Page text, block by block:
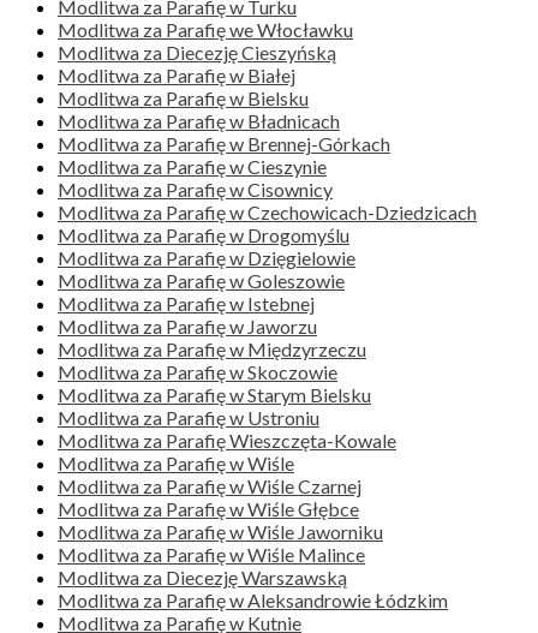
Modlitwa za Parafię w Turku
Modlitwa za Parafię we Włocławku
Modlitwa za Diecezję Cieszyńską
Modlitwa za Parafię w Białej
Modlitwa za Parafię w Bielsku
Modlitwa za Parafię w Bładnicach
Modlitwa za Parafię w Brennej-Górkach
Modlitwa za Parafię w Cieszynie
Modlitwa za Parafię w Cisownicy
Modlitwa za Parafię w Czechowicach-Dziedzicach
Modlitwa za Parafię w Drogomyślu
Modlitwa za Parafię w Dzięgielowie
Modlitwa za Parafię w Goleszowie
Modlitwa za Parafię w Istebnej
Modlitwa za Parafię w Jaworzu
Modlitwa za Parafię w Międzyrzeczu
Modlitwa za Parafię w Skoczowie
Modlitwa za Parafię w Starym Bielsku
Modlitwa za Parafię w Ustroniu
Modlitwa za Parafię Wieszczęta-Kowale
Modlitwa za Parafię w Wiśle
Modlitwa za Parafię w Wiśle Czarnej
Modlitwa za Parafię w Wiśle Głębce
Modlitwa za Parafię w Wiśle Jaworniku
Modlitwa za Parafię w Wiśle Malince
Modlitwa za Diecezję Warszawską
Modlitwa za Parafię w Aleksandrowie Łódzkim
Modlitwa za Parafię w Kutnie